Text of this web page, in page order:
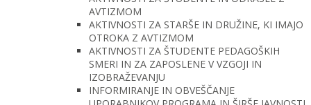
AVTIZMOM
AKTIVNOSTI ZA STARŠE IN DRUŽINE, KI IMAJO
OTROKA Z AVTIZMOM
AKTIVNOSTI ZA ŠTUDENTE PEDAGOŠKIH
SMERI IN ZA ZAPOSLENE V VZGOJI IN
IZOBRAŽEVANJU
INFORMIRANJE IN OBVEŠČANJE